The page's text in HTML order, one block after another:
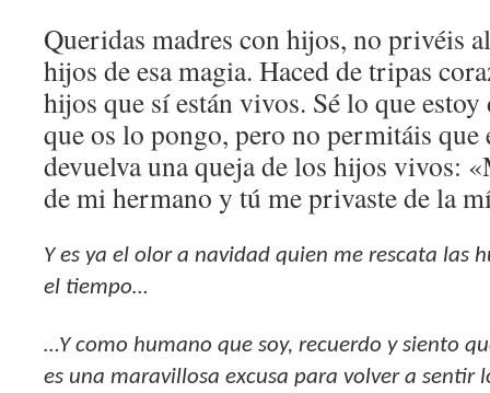
Queridas madres con hijos, no privéis
hijos de esa magia. Haced de tripas
hijos que sí están vivos. Sé lo que
que os lo pongo, pero no permitáis que
devuelva una queja de los hijos vivos:
de mi hermano y tú me privaste de la
Y es ya el olor a navidad quien me rescata las
el tiempo…
…Y como humano que soy, recuerdo y siento
es una maravillosa excusa para volver a sentir